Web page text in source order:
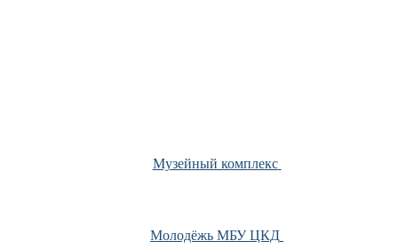
Музейный комплекс
Молодёжь МБУ ЦКД